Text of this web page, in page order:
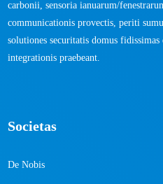
carbonii, sensoria ianuarum/
communicationis provectis, periti
solutiones securitatis domus
integrationis praebeant.
Societas
De Nobis